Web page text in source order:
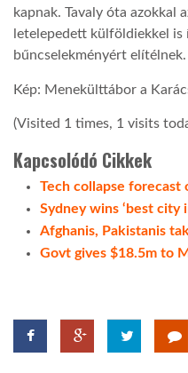
kapnak. Tavaly óta azokkal
letelepedett külföldiekkel is
bűncselekményért elítélnek.
Kép: Menekülttábor a
(Visited 1 times, 1 visits
Kapcsolódó Cikkek
Tech collapse forecast
Sydney wins ‘best city
Afghanis, Pakistanis
Govt gives $18.5m to